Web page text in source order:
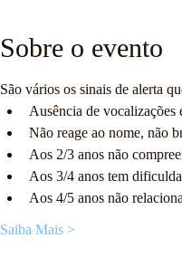
Sobre o evento
São vários os sinais de alerta
Ausência de vocalizações
Não reage ao nome, não
Aos 2/3 anos não
Aos 3/4 anos tem
Aos 4/5 anos não
Saiba Mais >